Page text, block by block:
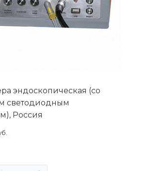
эндоскопическая (со
светодиодным
Россия